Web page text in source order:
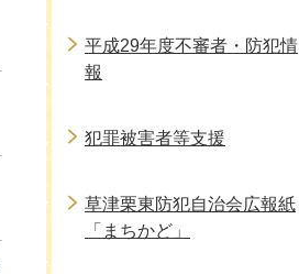
平成29年度不審者・防犯情
報
犯罪被害者等支援
草津栗東防犯自治会広報紙
「まちかど」